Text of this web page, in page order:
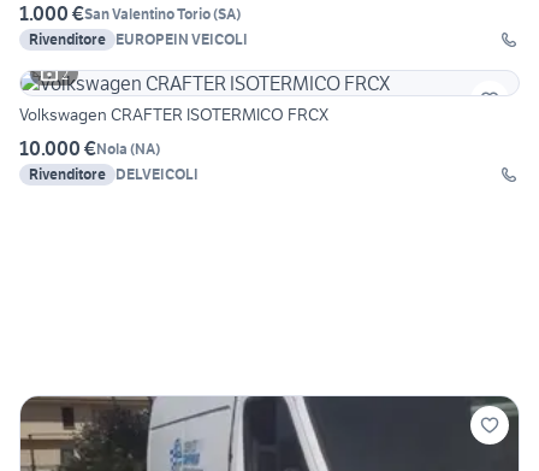
1.000 €San Valentino Torio(SA)
Rivenditore EUROPEIN VEICOLI
2
Volkswagen CRAFTER ISOTERMICO FRCX
10.000 €Nola (NA)
Rivenditore DELVEICOLI